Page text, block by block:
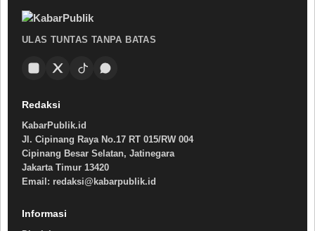
ULAS TUNTAS TANPA BATAS
Redaksi
KabarPublik.id
Jl. Cipinang Raya No.17 RT 015/RW 004
Cipinang Besar Selatan, Jatinegara
Jakarta Timur 13420
Email: redaksi@kabarpublik.id
Informasi